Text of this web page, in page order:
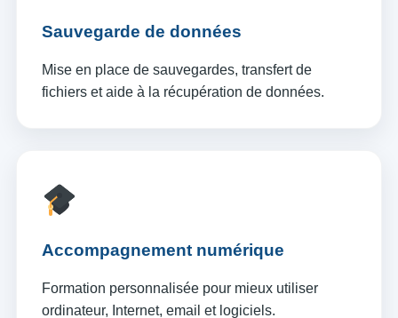
Sauvegarde de données
Mise en place de sauvegardes, transfert de
fichiers et aide à la récupération de données.
Accompagnement numérique
Formation personnalisée pour mieux utiliser
ordinateur, Internet, email et logiciels.